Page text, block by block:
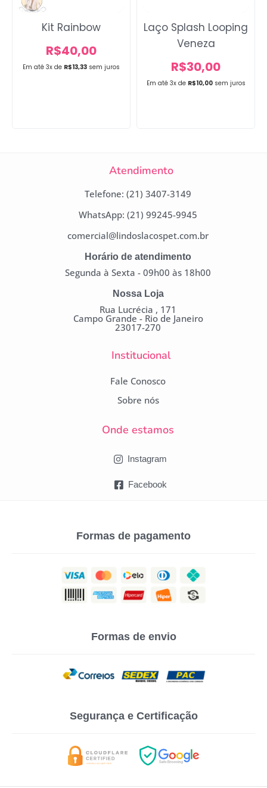
Em até 3x de R$13,33 sem juros
Kit Rainbow
R$40,00
Em até 3x de R$10,00 sem juros
Laço Splash Looping
Veneza
R$30,00
Atendimento
Telefone: (21) 3407-3149
WhatsApp: (21) 99245-9945
comercial@lindoslacospet.com.br
Horário de atendimento
Segunda à Sexta - 09h00 às 18h00
Nossa Loja
Rua Lucrécia , 171
Campo Grande - Rio de Janeiro
23017-270
Institucional
Fale Conosco
Sobre nós
Onde estamos
Instagram
Facebook
Formas de pagamento
Formas de envio
Segurança e Certificação